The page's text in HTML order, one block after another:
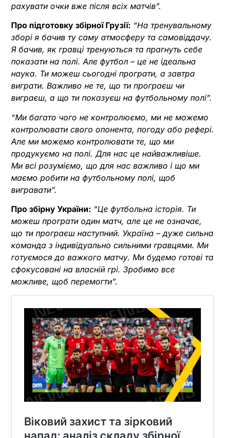
рахувати очки вже після всіх матчів”.
Про підготовку збірної Грузії: “На тренувальному
зборі я бачив ту саму атмосферу та самовіддачу.
Я бачив, як гравці тренуються та прагнуть себе
показати на полі. Але футбол – це не ідеальна
наука. Ти можеш сьогодні програти, а завтра
виграти. Важливо не те, що ти програєш чи
виграєш, а що ти показуєш на футбольному полі”.
“Ми багато чого не контролюємо, ми не можемо
контролювати свого опонента, погоду або рефері.
Але ми можемо контролювати те, що ми
продукуємо на полі. Для нас це найважливіше.
Ми всі розуміємо, що для нас важливо і що ми
маємо робити на футбольному полі, щоб
вигравати”.
Про збірну України: “Це футбольна історія. Ти
можеш програти один матч, але це не означає,
що ти програєш наступний. Україна – дуже сильна
команда з індивідуально сильними гравцями. Ми
готуємося до важкого матчу. Ми будемо готові та
сфокусовані на власній грі. Зробимо все
можливе, щоб перемогти”.